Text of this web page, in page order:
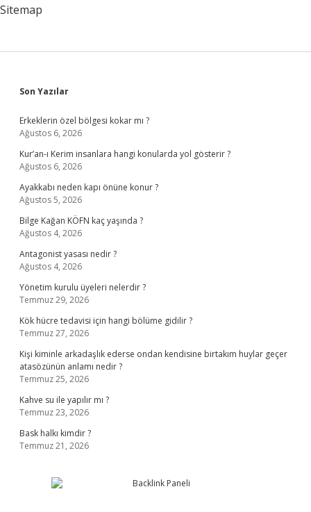
Sitemap
Sidebar
Son Yazılar
Erkeklerin özel bölgesi kokar mı ?
Ağustos 6, 2026
Kur’an-ı Kerim insanlara hangi konularda yol gösterir ?
Ağustos 6, 2026
Ayakkabı neden kapı önüne konur ?
Ağustos 5, 2026
Bilge Kağan KÖFN kaç yaşında ?
Ağustos 4, 2026
Antagonist yasası nedir ?
Ağustos 4, 2026
Yönetim kurulu üyeleri nelerdir ?
Temmuz 29, 2026
Kök hücre tedavisi için hangi bölüme gidilir ?
Temmuz 27, 2026
Kişi kiminle arkadaşlık ederse ondan kendisine birtakım huylar geçer
atasözünün anlamı nedir ?
Temmuz 25, 2026
Kahve su ile yapılır mı ?
Temmuz 23, 2026
Bask halkı kimdir ?
Temmuz 21, 2026